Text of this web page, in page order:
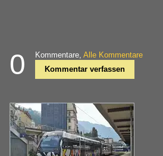
0 Kommentare, Alle Kommentare
Kommentar verfassen